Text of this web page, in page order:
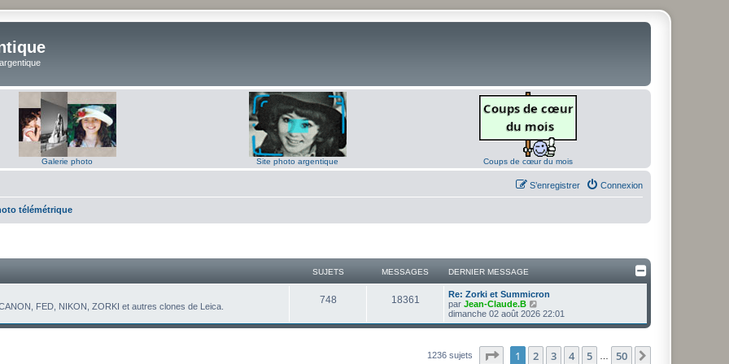
Galerie photo Site photo argentique Coups de cœur du mois
Connexion
S’enregistrer
télémétrique
SUJETS MESSAGES DERNIER MESSAGE
FED, NIKON, ZORKI et autres clones de Leica.
748S
18361
D
e
r
n
r
m
Re: Zorki et Summicron
par Jean-Claude.B
o
i
e
d
dimanche 02 août 2026 22:01
1236 sujets Page sur50
1 2 3 4 5 50